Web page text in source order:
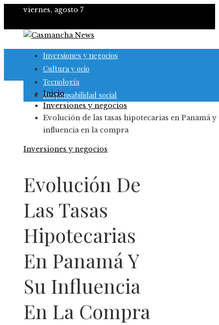
viernes, agosto 7
Inversiones y negocios
Cultura y ocio
Tecnología
Responsabilidad social
Inicio
Inversiones y negocios
Evolución de las tasas hipotecarias en Panamá y
influencia en la compra
Inversiones y negocios
Evolución De
Las Tasas
Hipotecarias
En Panamá Y
Su Influencia
En La Compra